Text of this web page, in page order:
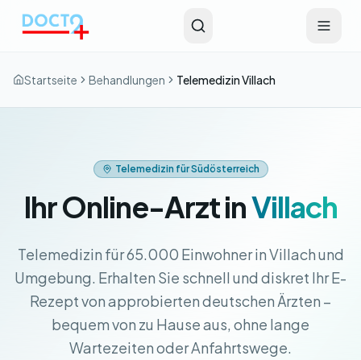
Startseite Behandlungen Telemedizin Villach
Telemedizin für Südösterreich
Ihr Online-Arzt inVillach
Telemedizin für 65.000 Einwohner in Villach und
Umgebung. Erhalten Sie schnell und diskret Ihr E-
Rezept von approbierten deutschen Ärzten –
bequem von zu Hause aus, ohne lange
Wartezeiten oder Anfahrtswege.